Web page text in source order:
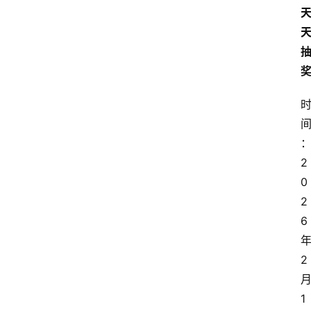
天
天
抽
奖
时
间
：
2
0
2
6
年
2
月
1